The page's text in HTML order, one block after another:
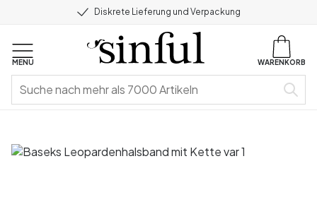
Diskrete Lieferung und Verpackung
MENU WARENKORB